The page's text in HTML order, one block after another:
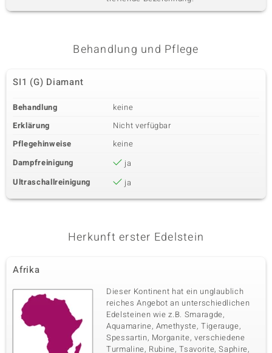
Behandlung und Pflege
SI1 (G) Diamant
Behandlung
keine
Erklärung
Nicht verfügbar
Pflegehinweise
keine
Dampfreinigung
ja
Ultraschallreinigung
ja
Herkunft erster Edelstein
Afrika
Dieser Kontinent hat ein unglaublich
reiches Angebot an unterschiedlichen
Edelsteinen wie z.B. Smaragde,
Aquamarine, Amethyste, Tigerauge,
Spessartin, Morganite, verschiedene
Turmaline, Rubine, Tsavorite, Saphire,